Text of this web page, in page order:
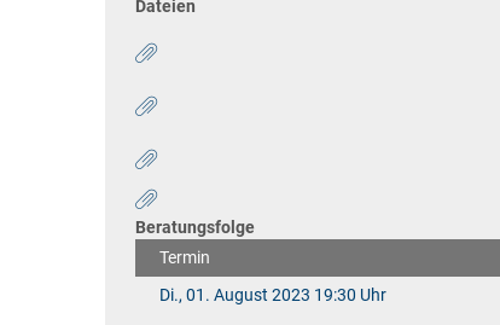
Dateien
Beratungsfolge
Termin
Di., 01. August 2023 19:30 Uhr